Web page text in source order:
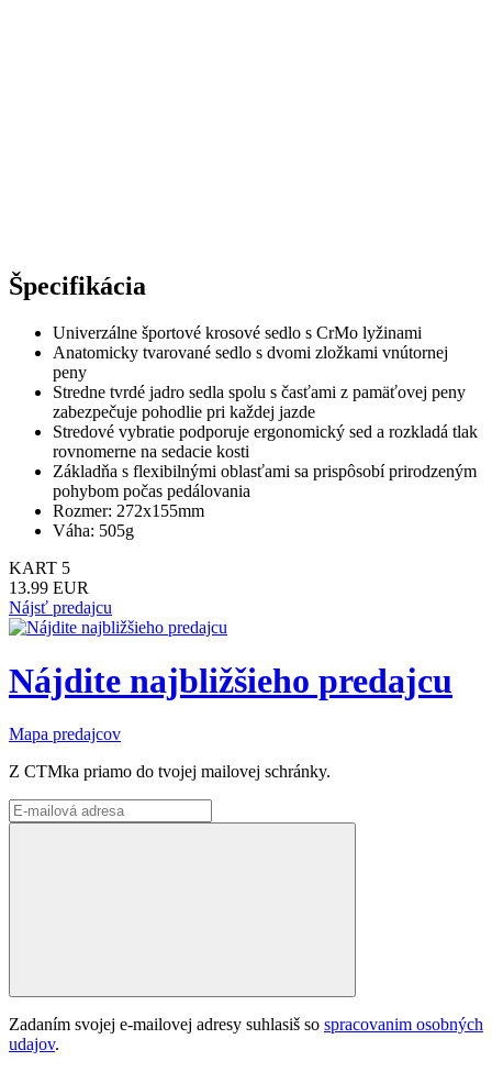
Špecifikácia
Univerzálne športové krosové sedlo s CrMo lyžinami
Anatomicky tvarované sedlo s dvomi zložkami vnútornej
peny
Stredne tvrdé jadro sedla spolu s časťami z pamäťovej peny
zabezpečuje pohodlie pri každej jazde
Stredové vybratie podporuje ergonomický sed a rozkladá tlak
rovnomerne na sedacie kosti
Základňa s flexibilnými oblasťami sa prispôsobí prirodzeným
pohybom počas pedálovania
Rozmer: 272x155mm
Váha: 505g
KART 5
13.99 EUR
Nájsť predajcu
Nájdite najbližšieho predajcu
Mapa predajcov
Z CTMka priamo do tvojej mailovej schránky.
Zadaním svojej e-mailovej adresy suhlasiš so spracovanim osobných
udajov.